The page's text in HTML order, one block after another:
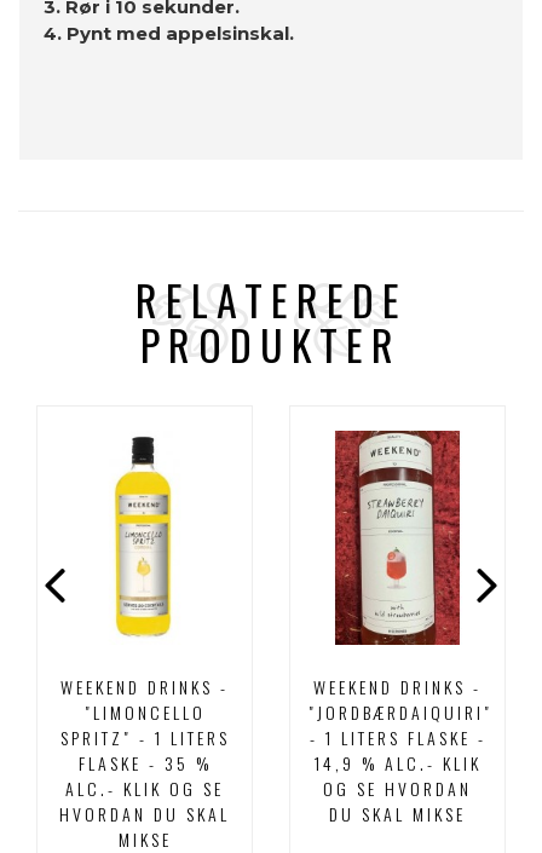
3. Rør i 10 sekunder.
4. Pynt med appelsinskal.
RELATEREDE
PRODUKTER
WEEKEND DRINKS -
"LIMONCELLO
SPRITZ" - 1 LITERS
FLASKE - 35 %
ALC.- KLIK OG SE
HVORDAN DU SKAL
MIKSE
WEEKEND DRINKS -
"JORDBÆRDAIQUIRI"
- 1 LITERS FLASKE -
14,9 % ALC.- KLIK
OG SE HVORDAN
DU SKAL MIKSE